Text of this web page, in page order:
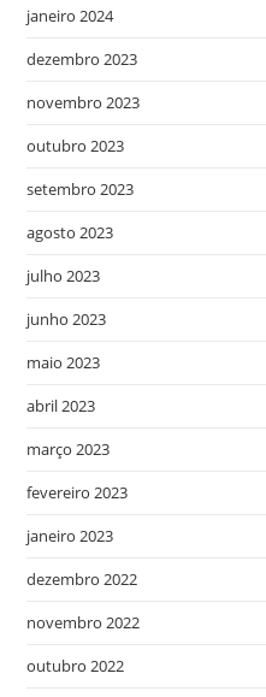
janeiro 2024
dezembro 2023
novembro 2023
outubro 2023
setembro 2023
agosto 2023
julho 2023
junho 2023
maio 2023
abril 2023
março 2023
fevereiro 2023
janeiro 2023
dezembro 2022
novembro 2022
outubro 2022